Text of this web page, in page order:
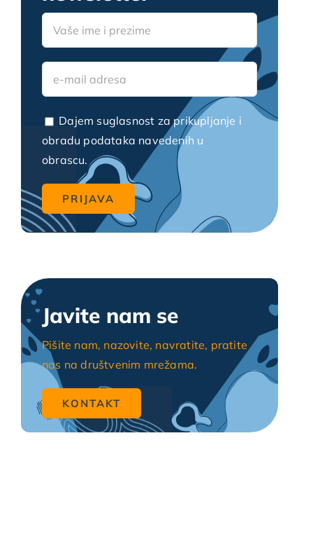
Video blogovi
Dajem suglasnost za prikupljanje i
obradu podataka navedenih u
obrascu.
Javite nam se
Pišite nam, nazovite, navratite, pratite
nas na društvenim mrežama.
KONTAKT